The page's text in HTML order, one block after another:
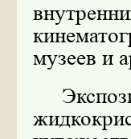
музеев и